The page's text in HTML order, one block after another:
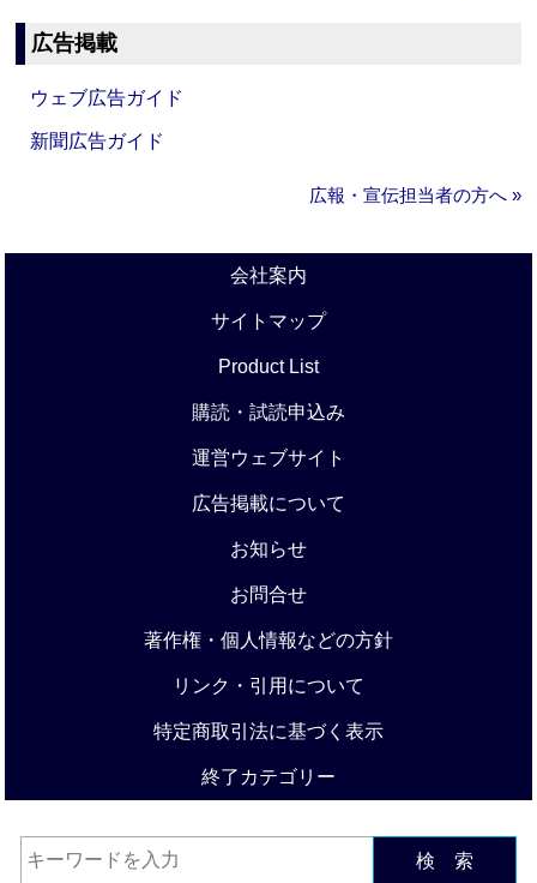
広告掲載
ウェブ広告ガイド
新聞広告ガイド
広報・宣伝担当者の方へ »
会社案内
サイトマップ
Product List
購読・試読申込み
運営ウェブサイト
広告掲載について
お知らせ
お問合せ
著作権・個人情報などの方針
リンク・引用について
特定商取引法に基づく表示
終了カテゴリー
検 索